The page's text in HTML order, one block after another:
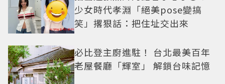
少女時代孝淵「絕美pose變搞
笑」撂狠話：把住址交出來
必比登主廚進駐！ 台北最美百年
老屋餐廳「輝室」 解鎖台味記憶